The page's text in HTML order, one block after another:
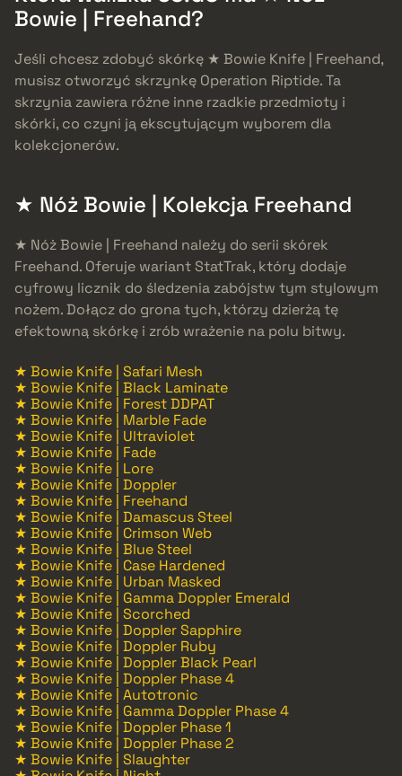
Bowie | Freehand?
Jeśli chcesz zdobyć skórkę ★ Bowie Knife | Freehand,
musisz otworzyć skrzynkę Operation Riptide. Ta
skrzynia zawiera różne inne rzadkie przedmioty i
skórki, co czyni ją ekscytującym wyborem dla
kolekcjonerów.
★ Nóż Bowie | Kolekcja Freehand
★ Nóż Bowie | Freehand należy do serii skórek
Freehand. Oferuje wariant StatTrak, który dodaje
cyfrowy licznik do śledzenia zabójstw tym stylowym
nożem. Dołącz do grona tych, którzy dzierżą tę
efektowną skórkę i zrób wrażenie na polu bitwy.
★ Bowie Knife | Safari Mesh
★ Bowie Knife | Black Laminate
★ Bowie Knife | Forest DDPAT
★ Bowie Knife | Marble Fade
★ Bowie Knife | Ultraviolet
★ Bowie Knife | Fade
★ Bowie Knife | Lore
★ Bowie Knife | Doppler
★ Bowie Knife | Freehand
★ Bowie Knife | Damascus Steel
★ Bowie Knife | Crimson Web
★ Bowie Knife | Blue Steel
★ Bowie Knife | Case Hardened
★ Bowie Knife | Urban Masked
★ Bowie Knife | Gamma Doppler Emerald
★ Bowie Knife | Scorched
★ Bowie Knife | Doppler Sapphire
★ Bowie Knife | Doppler Ruby
★ Bowie Knife | Doppler Black Pearl
★ Bowie Knife | Doppler Phase 4
★ Bowie Knife | Autotronic
★ Bowie Knife | Gamma Doppler Phase 4
★ Bowie Knife | Doppler Phase 1
★ Bowie Knife | Doppler Phase 2
★ Bowie Knife | Slaughter